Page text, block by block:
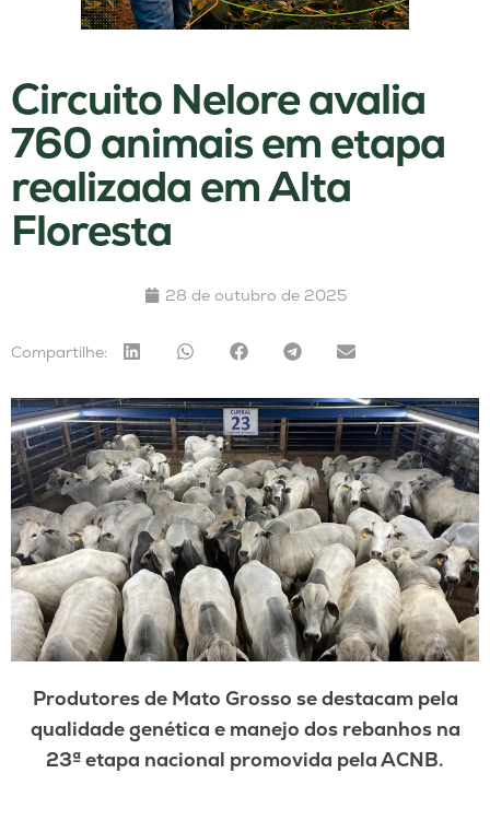
Circuito Nelore avalia
760 animais em etapa
realizada em Alta
Floresta
28 de outubro de 2025
Compartilhe:
Produtores de Mato Grosso se destacam pela
qualidade genética e manejo dos rebanhos na
23ª etapa nacional promovida pela ACNB.